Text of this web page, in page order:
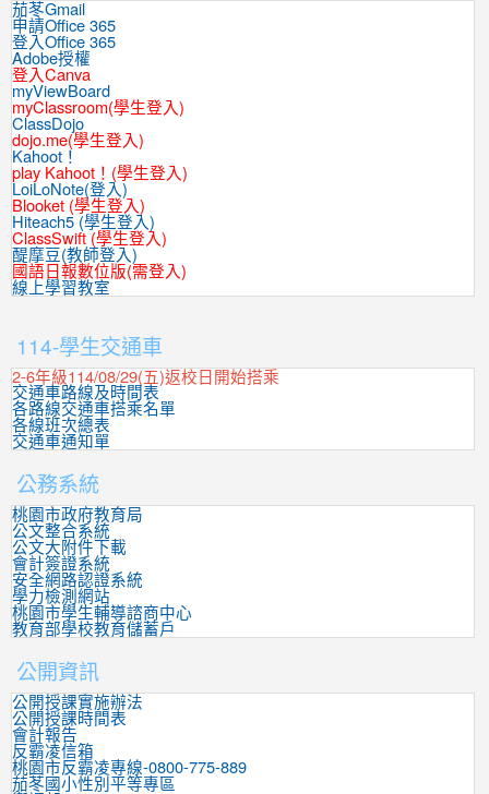
茄苳Gmail
申請Office 365
登入Office 365
Adobe授權
登入Canva
myViewBoard
myClassroom(學生登入)
ClassDojo
dojo.me(學生登入)
Kahoot！
play Kahoot！(學生登入)
LoiLoNote(登入)
Blooket (學生登入)
Hiteach5 (學生登入)
ClassSwift (學生登入)
醍摩豆(教師登入)
國語日報數位版(需登入)
線上學習教室
114-學生交通車
2-6年級114/08/29(五)返校日開始搭乘
交通車路線及時間表
各路線交通車搭乘名單
各線班次總表
交通車通知單
公務系統
桃園市政府教育局
公文整合系統
公文大附件下載
會計簽證系統
安全網路認證系統
學力檢測網站
桃園市學生輔導諮商中心
教育部學校教育儲蓄戶
公開資訊
公開授課實施辦法
公開授課時間表
會計報告
反霸凌信箱
桃園市反霸凌專線-0800-775-889
茄苳國小性別平等專區